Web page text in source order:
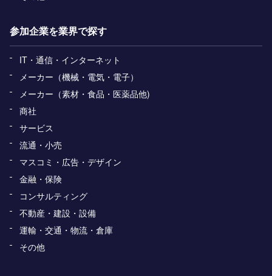
参加企業を業界で探す
IT・通信・インターネット
メーカー（機械・電気・電子）
メーカー（素材・食品・医薬品他)
商社
サービス
流通・小売
マスコミ・広告・デザイン
金融・保険
コンサルティング
不動産・建設・設備
運輸・交通・物流・倉庫
その他